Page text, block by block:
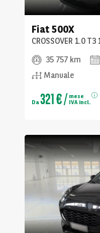
Fiat 500X
CROSSOVER 1.0
35 757 km
Manuale
Da321 €/ mese
IVA incl.